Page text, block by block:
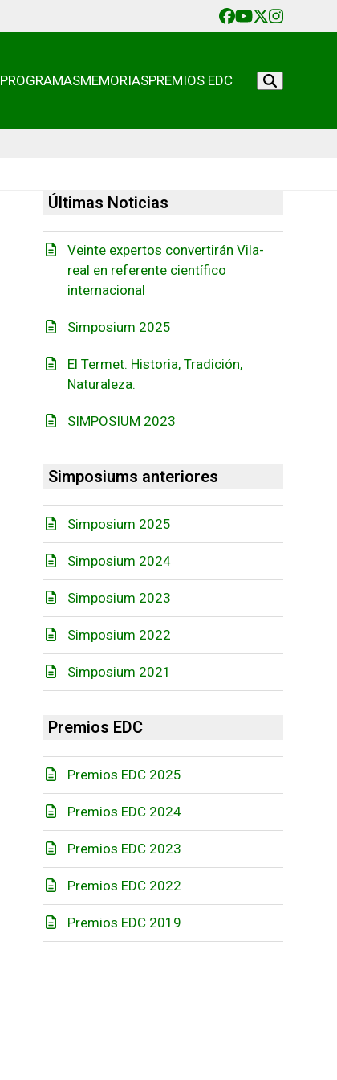
Facebook
YouTube
Twitter
PROGRAMASMEMORIASPREMIOS EDC
Últimas Noticias
Veinte expertos convertirán Vila-
real en referente científico
internacional
Simposium 2025
El Termet. Historia, Tradición,
Naturaleza.
SIMPOSIUM 2023
Simposiums anteriores
Simposium 2025
Simposium 2024
Simposium 2023
Simposium 2022
Simposium 2021
Premios EDC
Premios EDC 2025
Premios EDC 2024
Premios EDC 2023
Premios EDC 2022
Premios EDC 2019